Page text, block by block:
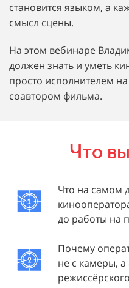
становится языком, а
смысл сцены.
На этом вебинаре
должен знать и уметь
просто исполнителем
соавтором фильма.
Что
Что на самом
до работы на
Почему
не с камеры,